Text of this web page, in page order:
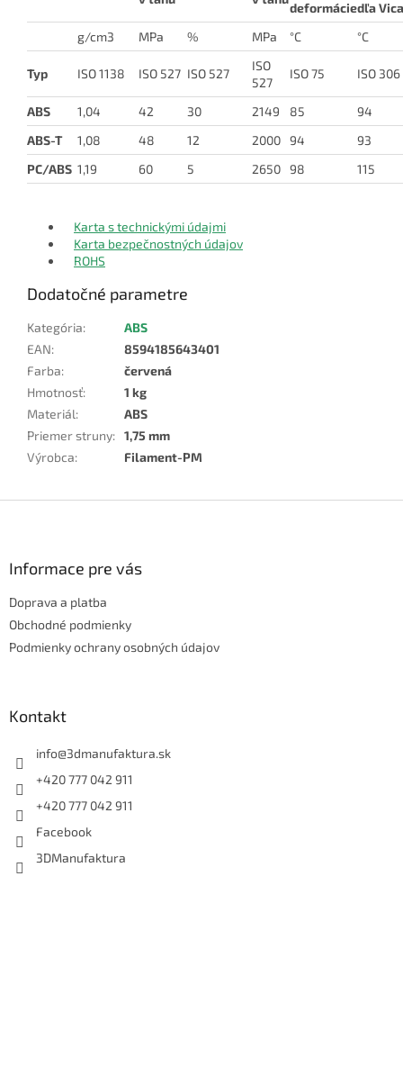
deformáciedľa
g/cm3
MPa % MPa °C °C
Typ ISO 1138 ISO 527 ISO 527
ISO
527
ISO 75 ISO 306
ABS 1,04 42 30 2149 85
94
ABS-T
1,08 48 12 2000 94
93
PC/ABS 1,19 60 5 2650 98 115
Karta s technickými údajmi
Karta bezpečnostných údajov
ROHS
Dodatočné parametre
Kategória:
ABS
EAN:
8594185643401
Farba:
červená
Hmotnosť:
1 kg
Materiál:
ABS
Priemer struny: 1,75 mm
Výrobca: Filament-PM
Informace pre vás
Doprava a platba
Obchodné podmienky
Podmienky ochrany osobných údajov
Kontakt
info@3dmanufaktura.sk
+420 777 042 911
+420 777 042 911
Facebook
3DManufaktura